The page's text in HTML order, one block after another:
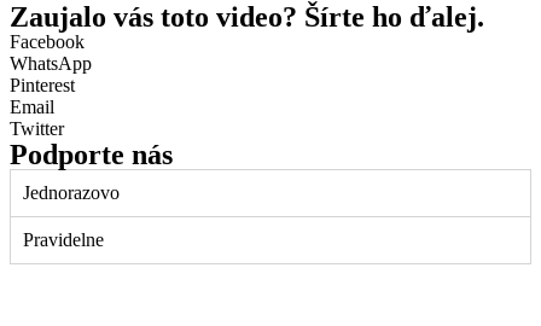
Zaujalo vás toto video? Šírte ho ďalej.
Facebook
WhatsApp
Pinterest
Email
Twitter
Podporte nás
Jednorazovo
Pravidelne